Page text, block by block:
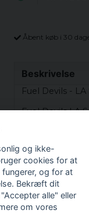
Åbent køb i 30
Beskrivelse
Fuel Devils -
Fuel Devils LA
pasform. Den
Tanktoppen
emblem på
look.
Materiale:
Officielt
og ikke-
cookies for at
og for at
Bekræft dit
alle" eller
om vores